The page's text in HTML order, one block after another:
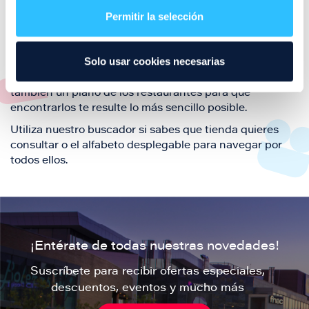
Permitir la selección
Solo usar cookies necesarias
también de nuestra oferta de ocio y shopping durante
podrás encontrar toda la información necesaria de
cada una de nuestras marcas. Sus datos de contacto y
también un plano de los restaurantes para que
encontrarlos te resulte lo más sencillo posible.
Utiliza nuestro buscador si sabes que tienda quieres
consultar o el alfabeto desplegable para navegar por
todos ellos.
¡Entérate de todas nuestras novedades!
Suscríbete para recibir ofertas especiales,
descuentos, eventos y mucho más